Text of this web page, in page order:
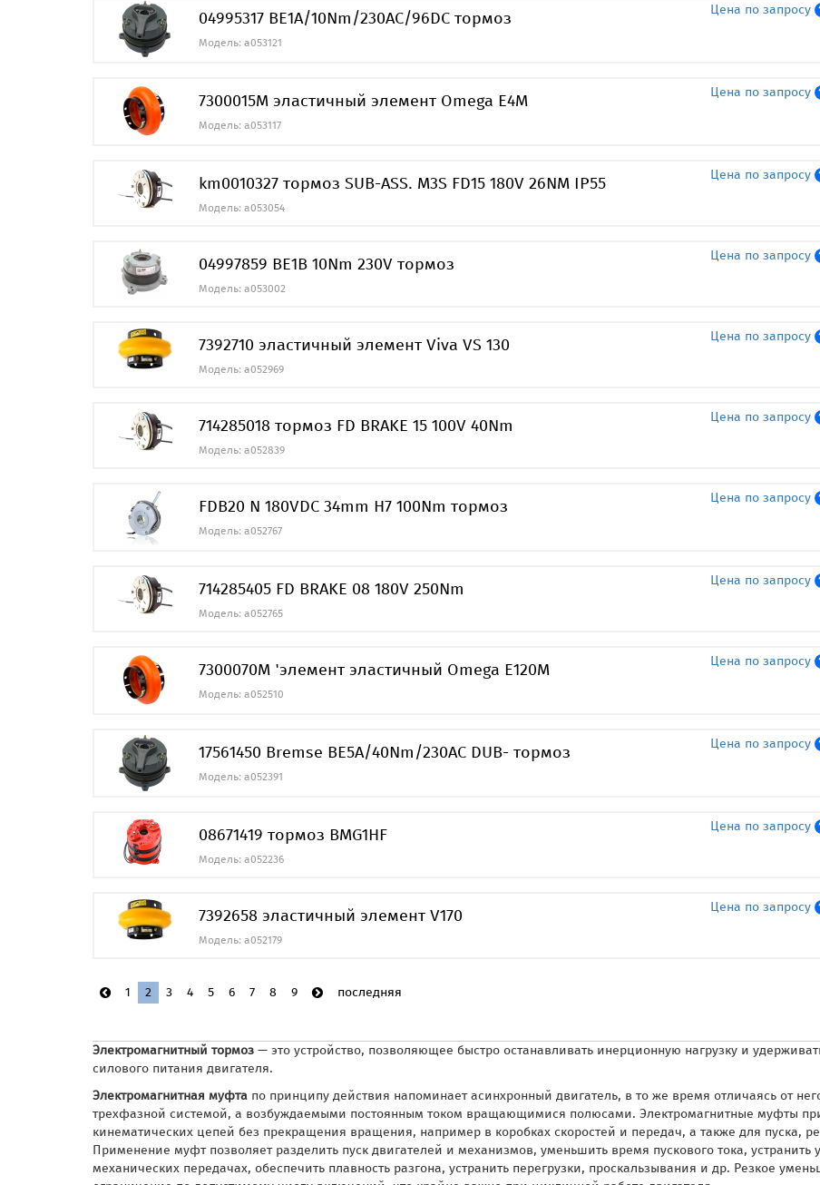
04995317 BE1A/10Nm/230AC/96DC тормоз
Модель: a053121
Цена по запросу
7300015M эластичный элемент Omega E4M
Модель: a053117
Цена по запросу
km0010327 тормоз SUB-ASS. M3S FD15 180V 26NM IP55
Модель: a053054
Цена по запросу
04997859 BE1B 10Nm 230V тормоз
Модель: a053002
Цена по запросу
7392710 эластичный элемент Viva VS 130
Модель: a052969
Цена по запросу
714285018 тормоз FD BRAKE 15 100V 40Nm
Модель: a052839
Цена по запросу
FDB20 N 180VDC 34mm H7 100Nm тормоз
Модель: a052767
Цена по запросу
714285405 FD BRAKE 08 180V 250Nm
Модель: a052765
Цена по запросу
7300070M 'элемент эластичный Omega E120M
Модель: a052510
Цена по запросу
17561450 Bremse BE5A/40Nm/230AC DUB- тормоз
Модель: a052391
Цена по запросу
08671419 тормоз BMG1HF
Модель: a052236
Цена по запросу
7392658 эластичный элемент V170
Модель: a052179
Цена по запросу
1 2 3 4 5 6 7 8 9 последняя
Электромагнитный тормоз — это устройство, позволяющее быстро останавливать инерционную нагрузку и
силового питания двигателя.
Электромагнитная муфта по принципу действия напоминает асинхронный двигатель, в то же время отличаясь от
трехфазной системой, а возбуждаемыми постоянным током вращающимися полюсами. Электромагнитные муфты
кинематических цепей без прекращения вращения, например в коробках скоростей и передач, а также для пуска,
Применение муфт позволяет разделить пуск двигателей и механизмов, уменьшить время пускового тока, устранить
механических передачах, обеспечить плавность разгона, устранить перегрузки, проскальзывания и др. Резкое